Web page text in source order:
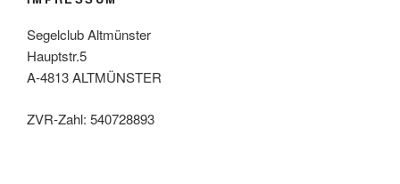
Segelclub Altmünster
Hauptstr.5
A-4813 ALTMÜNSTER
ZVR-Zahl: 540728893